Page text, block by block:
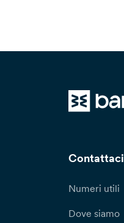
Contattaci
Numeri utili
Dove siamo